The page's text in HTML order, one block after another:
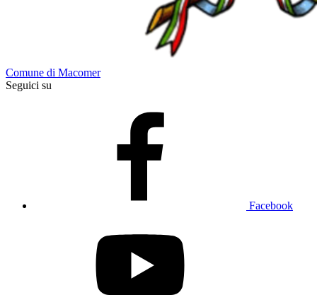
Comune di Macomer
Seguici su
Facebook